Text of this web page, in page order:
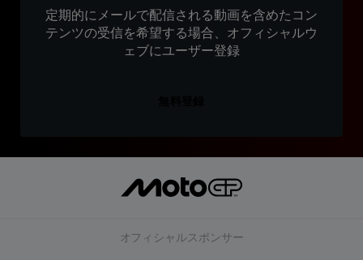
定期的にメールで配信される動画を含めたコン
テンツの受信を希望する場合、オフィシャルウ
ェブにユーザー登録
オフィシャルスポンサー